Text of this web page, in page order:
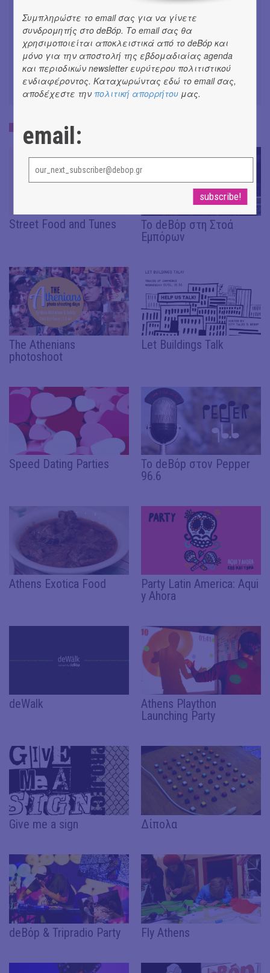
Γεννάδειος Βιβλιοθήκη |
Ολοκληρώθηκε ο Μαθητικός
Διαγωνισμός «Ο Τόπος μου»
#ΝΕΑ
ΔΡΑΣΕΙΣ
Street Food and Tunes
Το deBόp στη Στοά
Εμπόρων
The Athenians
photoshoot
Let Buildings Talk
Speed Dating Parties
Το deΒόp στον Pepper
96.6
Athens Exotica Food
Party Latin America: Aqui
y Ahora
deWalk
Athens Plaython
Launching Party
Give me a sign Δίπολα
deBόp & Tripradio Party Fly Athens
Συμπληρώστε το email σας για να γίνετε
συνδρομητής στο deBόp. Το email σας θα
χρησιμοποιείται αποκλειστικά από το deBόp και
μόνο για την αποστολή της εβδομαδιαίας agenda
και περιοδικών newsletter ευρύτερου πολιτιστικού
ενδιαφέροντος. Καταχωρώντας εδώ το email σας,
αποδέχεστε την πολιτική απορρήτου μας.
email: